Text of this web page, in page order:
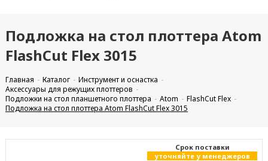
Подложка на стол плоттера Atom
FlashCut Flex 3015
Главная Каталог
Инструмент и оснастка
Аксессуары для режущих плоттеров
Подложки на стол планшетного плоттера
Atom
FlashCut Flex
Подложка на стол плоттера Atom FlashCut Flex 3015
Cрок поставки
уточняйте у менеджеров